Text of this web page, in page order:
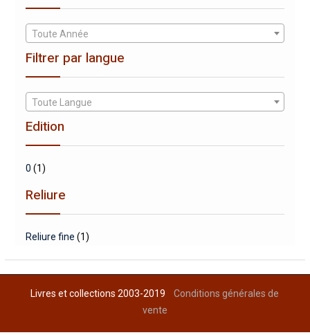
Toute Année
Filtrer par langue
Toute Langue
Edition
0 (1)
Reliure
Reliure fine (1)
Livres et collections 2003-2019Conditions générales de
vente